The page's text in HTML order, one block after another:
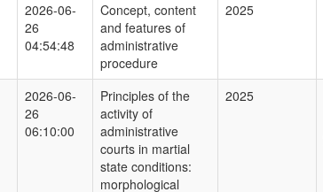
2026-06-
26
04:54:48
Concept, content
and features of
administrative
procedure
2025
2026-06-
26
06:10:00
Principles of the
activity of
administrative
courts in martial
state conditions:
morphological
2025